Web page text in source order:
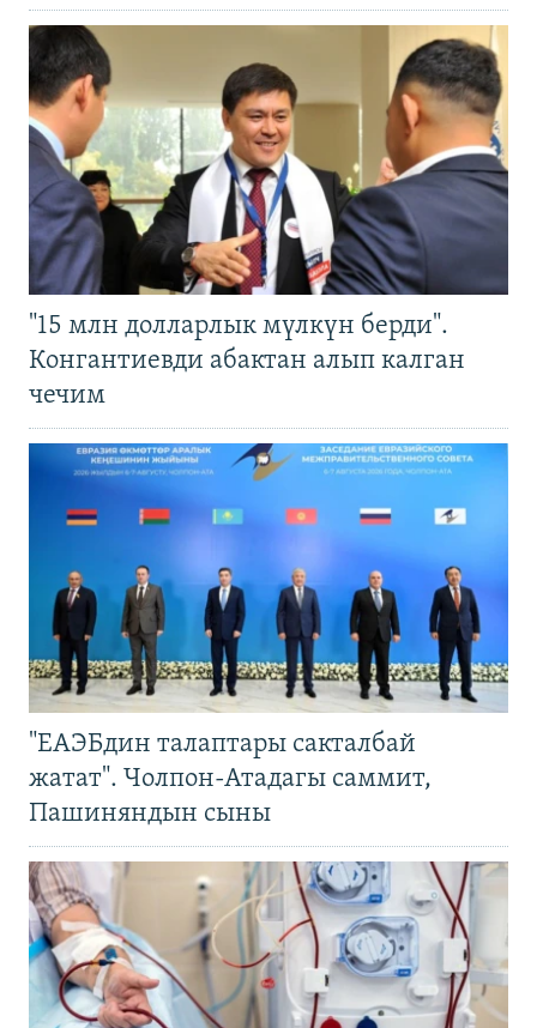
"15 млн долларлык мүлкүн берди".
Конгантиевди абактан алып калган
чечим
"ЕАЭБдин талаптары сакталбай
жатат". Чолпон-Атадагы саммит,
Пашиняндын сыны